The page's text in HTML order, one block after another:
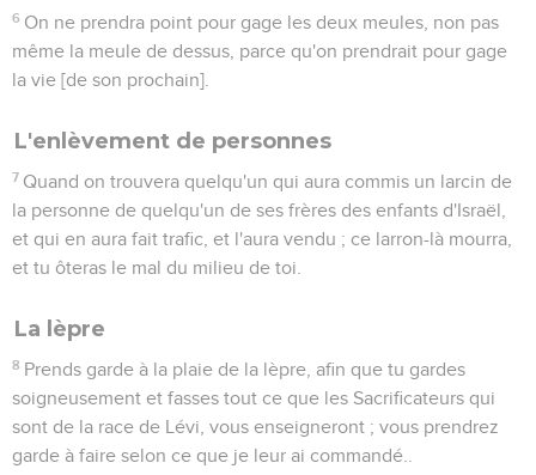
6 On ne prendra point pour gage les deux meules, non pas
même la meule de dessus, parce qu'on prendrait pour gage
la vie [de son prochain].
L'enlèvement de personnes
7 Quand on trouvera quelqu'un qui aura commis un larcin de
la personne de quelqu'un de ses frères des enfants d'Israël,
et qui en aura fait trafic, et l'aura vendu ; ce larron-là mourra,
et tu ôteras le mal du milieu de toi.
La lèpre
8 Prends garde à la plaie de la lèpre, afin que tu gardes
soigneusement et fasses tout ce que les Sacrificateurs qui
sont de la race de Lévi, vous enseigneront ; vous prendrez
garde à faire selon ce que je leur ai commandé..